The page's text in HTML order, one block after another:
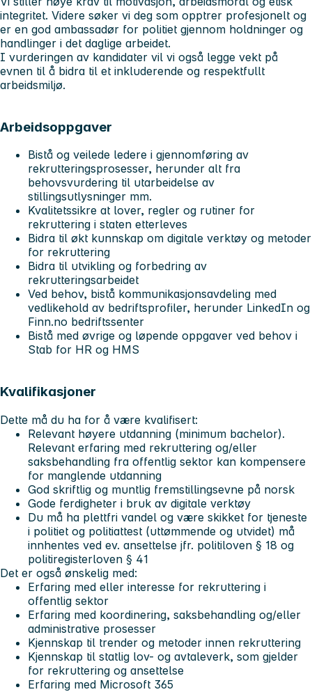
integritet. Videre søker vi deg som opptrer profesjonelt og
er en god ambassadør for politiet gjennom holdninger og
handlinger i det daglige arbeidet.
I vurderingen av kandidater vil vi også legge vekt på
evnen til å bidra til et inkluderende og respektfullt
arbeidsmiljø.
Arbeidsoppgaver
Bistå og veilede ledere i gjennomføring av
rekrutteringsprosesser, herunder alt fra
behovsvurdering til utarbeidelse av
stillingsutlysninger mm.
Kvalitetssikre at lover, regler og rutiner for
rekruttering i staten etterleves
Bidra til økt kunnskap om digitale verktøy og metoder
for rekruttering
Bidra til utvikling og forbedring av
rekrutteringsarbeidet
Ved behov, bistå kommunikasjonsavdeling med
vedlikehold av bedriftsprofiler, herunder LinkedIn og
Finn.no bedriftssenter
Bistå med øvrige og løpende oppgaver ved behov i
Stab for HR og HMS
Kvalifikasjoner
Dette må du ha for å være kvalifisert:
Relevant høyere utdanning (minimum bachelor).
Relevant erfaring med rekruttering og/eller
saksbehandling fra offentlig sektor kan kompensere
for manglende utdanning
God skriftlig og muntlig fremstillingsevne på norsk
Gode ferdigheter i bruk av digitale verktøy
Du må ha plettfri vandel og være skikket for tjeneste
i politiet og politiattest (uttømmende og utvidet) må
innhentes ved ev. ansettelse jfr. politiloven § 18 og
politiregisterloven § 41
Det er også ønskelig med:
Erfaring med eller interesse for rekruttering i
offentlig sektor
Erfaring med koordinering, saksbehandling og/eller
administrative prosesser
Kjennskap til trender og metoder innen rekruttering
Kjennskap til statlig lov- og avtaleverk, som gjelder
for rekruttering og ansettelse
Erfaring med Microsoft 365